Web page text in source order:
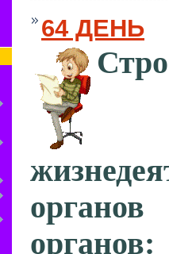
64 ДЕНЬ